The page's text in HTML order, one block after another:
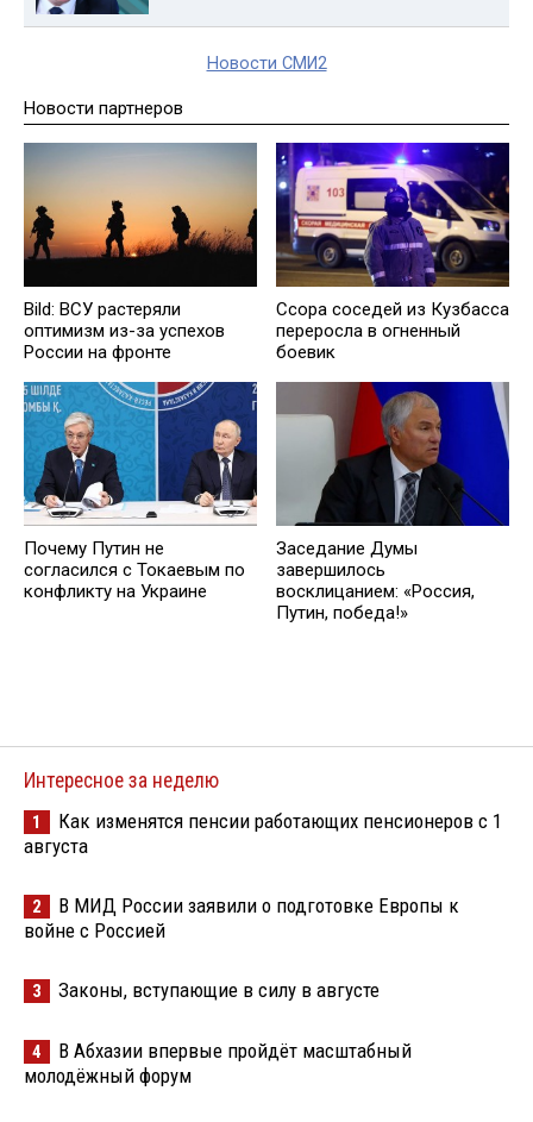
Новости СМИ2
Новости партнеров
Bild: ВСУ растеряли
оптимизм из-за успехов
России на фронте
Ссора соседей из Кузбасса
переросла в огненный
боевик
Почему Путин не
согласился с Токаевым по
конфликту на Украине
Заседание Думы
завершилось
восклицанием: «Россия,
Путин, победа!»
Интересное за неделю
1
Как изменятся пенсии работающих пенсионеров с 1
августа
2
В МИД России заявили о подготовке Европы к
войне с Россией
3 Законы, вступающие в силу в августе
4
В Абхазии впервые пройдёт масштабный
молодёжный форум